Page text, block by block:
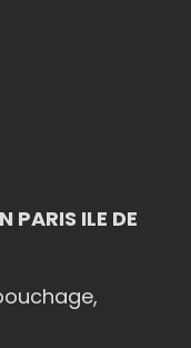
PARIS ILE DE